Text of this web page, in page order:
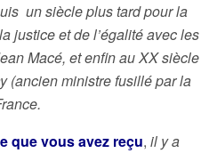
un siècle plus tard pour la
justice et de l’égalité avec les
Macé, et enfin au XX siècle
(ancien ministre fusillé par la
que vous avez reçu, il y a